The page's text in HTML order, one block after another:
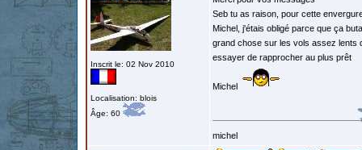
Inscrit le: 02 Nov 2010
Localisation: blois
Âge: 60
Seb tu as raison, pour cette
Michel, j'étais obligé parce que ça
grand chose sur les vols assez lents
essayer de rapprocher au plus prêt
Michel
michel